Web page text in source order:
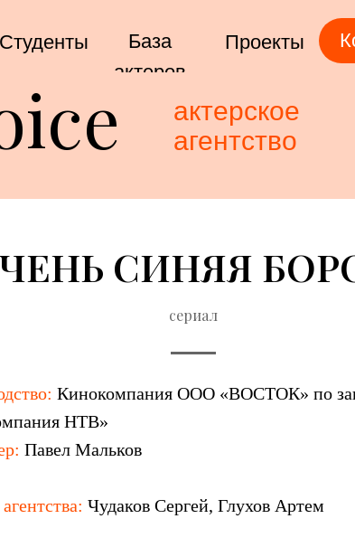
База
актеров
Студенты Проекты
актерское
агентство
СИНЯЯ
сериал
Кинокомпания ООО «ВОСТОК» по
НТВ»
Павел Мальков
Чудаков Сергей, Глухов Артем